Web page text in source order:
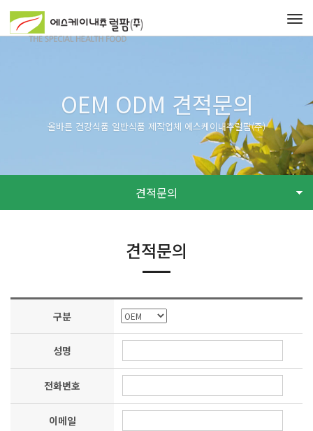
OEM ODM 견적문의
올바른 건강식품 일반식품 제작업체 에스케이내추럴팜(주)
견적문의
견적문의
구분
성명
전화번호
이메일